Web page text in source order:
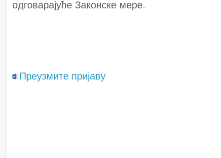
одговарајуће Законске мере.
Преузмите пријаву